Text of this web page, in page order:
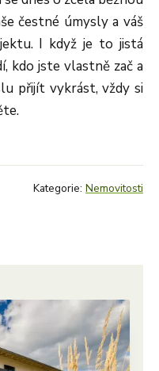
čestné úmysly a váš
I když je to jistá
kdo jste vlastně zač a
přijít vykrást, vždy si
Kategorie: Nemovitosti